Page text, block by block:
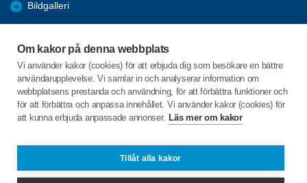
Om kakor på denna webbplats
Vi använder kakor (cookies) för att erbjuda dig som besökare en bättre
användarupplevelse. Vi samlar in och analyserar information om
webbplatsens prestanda och användning, för att förbättra funktioner och
för att förbättra och anpassa innehållet. Vi använder kakor (cookies) för
att kunna erbjuda anpassade annonser. Läs mer om kakor
Tillåt alla kakor
Bildgalleri
Installera SPF-appen
KPR
C/o:Lars Idstam